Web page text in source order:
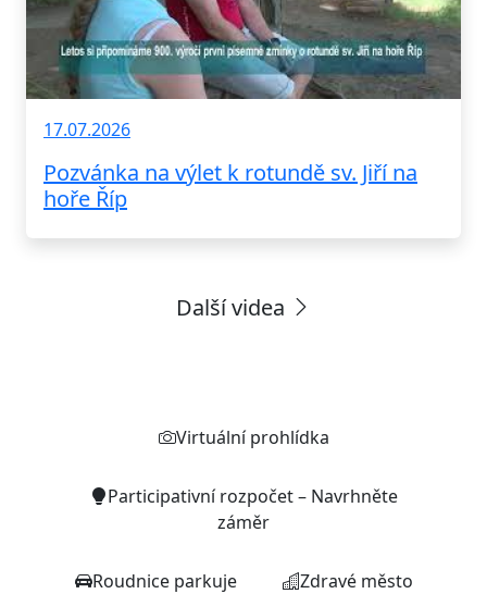
17.07.2026
Pozvánka na výlet k rotundě sv. Jiří na
hoře Říp
Další videa
Virtuální prohlídka
Participativní rozpočet – Navrhněte
záměr
Roudnice parkuje Zdravé město